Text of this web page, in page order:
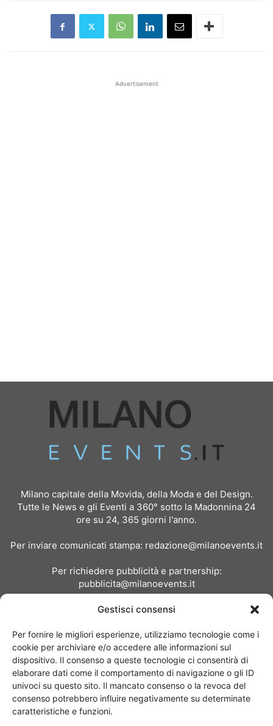
Gestisci consensi
Per fornire le migliori esperienze, utilizziamo tecnologie come i
cookie per archiviare e/o accedere alle informazioni sul
dispositivo. Il consenso a queste tecnologie ci consentirà di
elaborare dati come il comportamento di navigazione o gli ID
univoci su questo sito. Il mancato consenso o la revoca del
consenso potrebbero influire negativamente su determinate
caratteristiche e funzioni.
Advertisement
Milano capitale della Movida, della Moda e del Design.
Tutte le News e gli Eventi a 360° sotto la Madonnina 24
ore su 24, 365 giorni l'anno.
Per inviare comunicati stampa: redazione@milanoevents.it
Per richiedere pubblicità e partnership:
pubblicita@milanoevents.it
Chi siamo I Nostri Clienti